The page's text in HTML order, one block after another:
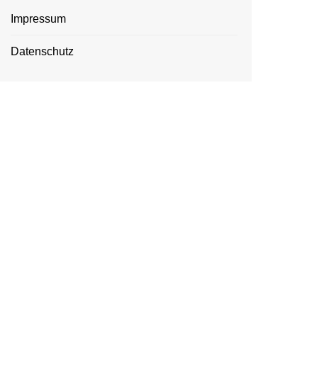
Impressum
Datenschutz